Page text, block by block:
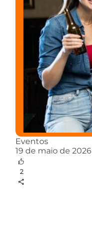
Eventos
19 de maio de 2026
2